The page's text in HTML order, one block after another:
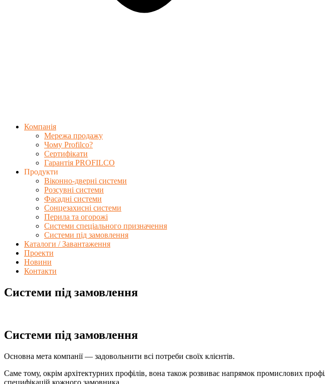
Компанія
Мережа продажу
Чому Profilco?
Сертифікати
Гарантія PROFILCO
Продукти
Віконно-дверні системи
Розсувні системи
Фасадні системи
Сонцезахисні системи
Перила та огорожі
Системи спеціального призначення
Системи під замовлення
Каталоги / Завантаження
Проекти
Новини
Контакти
Системи під замовлення
Системи під замовлення
Основна мета компанії — задовольнити всі потреби своїх клієнтів.
Саме тому, окрім архітектурних профілів, вона також розвиває напрямок промислових
специфікацій кожного замовника.